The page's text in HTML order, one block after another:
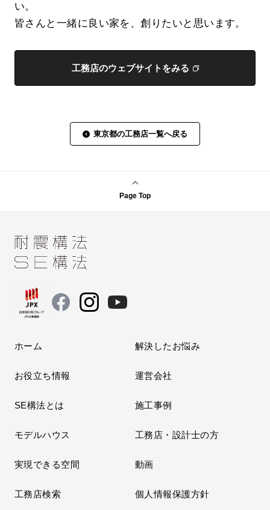
い。
皆さんと一緒に良い家を、創りたいと思います。
工務店のウェブサイトをみる
東京都の工務店一覧へ戻る
Page Top
ホーム 解決したお悩み
お役立ち情報 運営会社
SE構法とは 施工事例
モデルハウス 工務店・設計士の方
実現できる空間 動画
工務店検索 個人情報保護方針